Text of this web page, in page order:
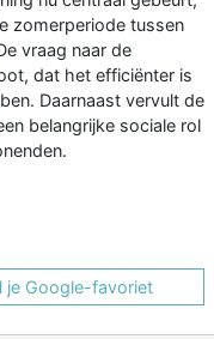
zomerperiode tussen
vraag naar de
dat het efficiënter is
Daarnaast vervult de
belangrijke sociale rol
je Google-favoriet